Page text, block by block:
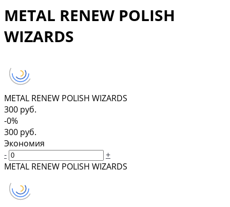
METAL RENEW POLISH
WIZARDS
METAL RENEW POLISH WIZARDS
300 руб.
-0%
300 руб.
Экономия
-
+
METAL RENEW POLISH WIZARDS